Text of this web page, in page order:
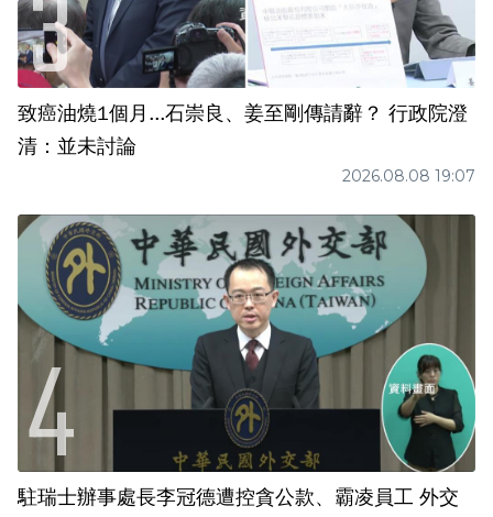
致癌油燒1個月...石崇良、姜至剛傳請辭？ 行政院澄
清：並未討論
2026.08.08 19:07
駐瑞士辦事處長李冠德遭控貪公款、霸凌員工 外交